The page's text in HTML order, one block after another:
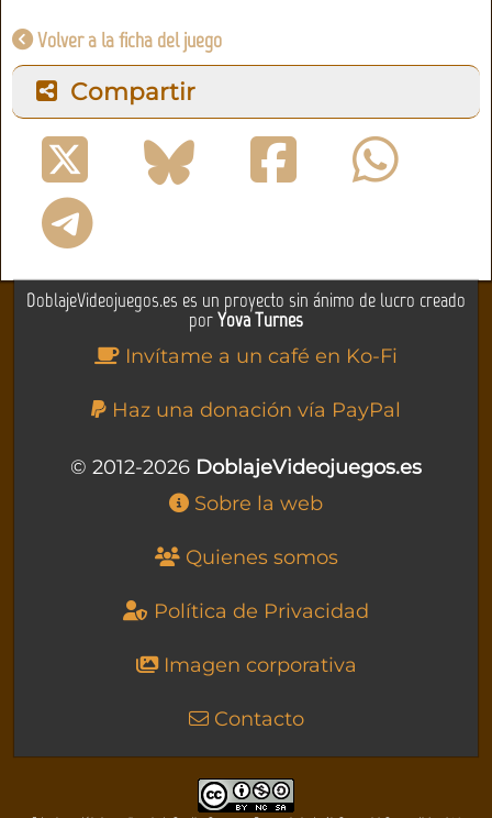
Volver a la ficha del juego
Compartir
DoblajeVideojuegos.es es un proyecto sin ánimo de lucro creado
porYova Turnes
Invítame a un café en Ko-Fi
Haz una donación vía PayPal
© 2012-2026 DoblajeVideojuegos.es
Sobre la web
Quienes somos
Política de Privacidad
Imagen corporativa
Contacto